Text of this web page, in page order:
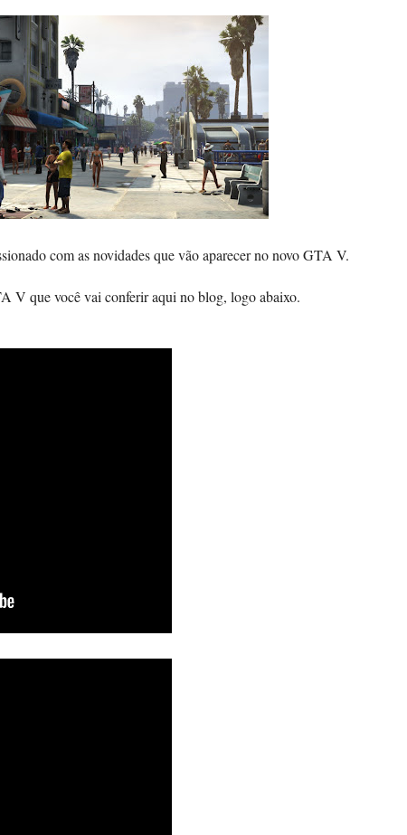
com as novidades que vão aparecer no novo GTA V.
V que você vai conferir aqui no blog, logo abaixo.